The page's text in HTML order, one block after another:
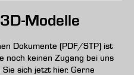
Modelle
Dokumente (PDF/STP) ist
noch keinen Zugang bei uns
sich jetzt hier. Gerne